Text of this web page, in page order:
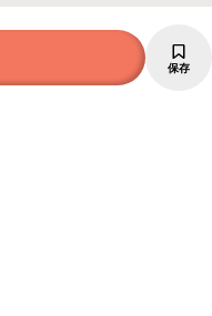
保存